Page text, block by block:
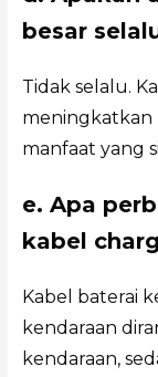
besar
Tidak selalu.
meningkatkan
manfaat yang
e. Apa
kabel
Kabel baterai
kendaraan
kendaraan,